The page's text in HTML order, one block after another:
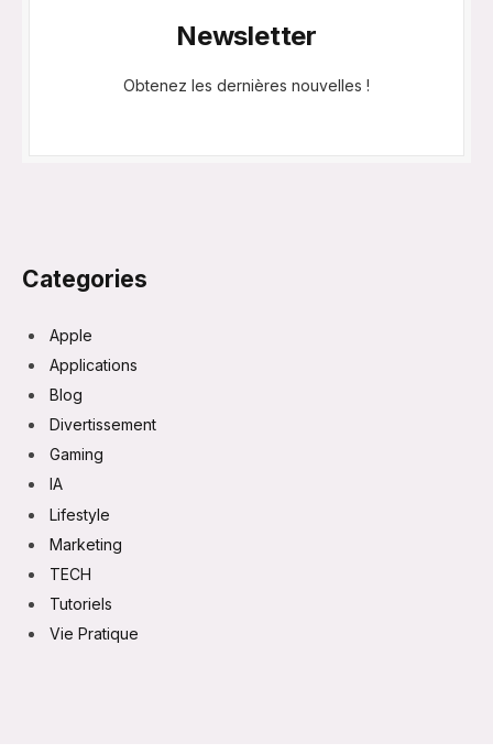
Newsletter
Obtenez les dernières nouvelles !
Categories
Apple
Applications
Blog
Divertissement
Gaming
IA
Lifestyle
Marketing
TECH
Tutoriels
Vie Pratique